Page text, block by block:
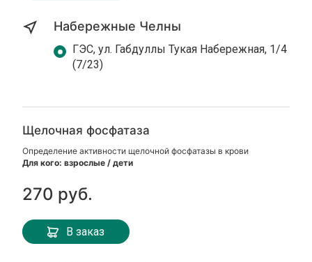
Набережные Челны
ГЭС, ул. Габдуллы Тукая Набережная, 1/4
(7/23)
Щелочная фосфатаза
Определение активности щелочной фосфатазы в крови
Для кого: взрослые / дети
270 руб.
В заказ